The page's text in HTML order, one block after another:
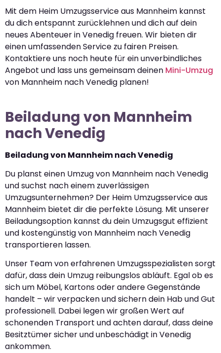
Mit dem Heim Umzugsservice aus Mannheim kannst
du dich entspannt zurücklehnen und dich auf dein
neues Abenteuer in Venedig freuen. Wir bieten dir
einen umfassenden Service zu fairen Preisen.
Kontaktiere uns noch heute für ein unverbindliches
Angebot und lass uns gemeinsam deinen Mini-Umzug
von Mannheim nach Venedig planen!
Beiladung von Mannheim
nach Venedig
Beiladung von Mannheim nach Venedig
Du planst einen Umzug von Mannheim nach Venedig
und suchst nach einem zuverlässigen
Umzugsunternehmen? Der Heim Umzugsservice aus
Mannheim bietet dir die perfekte Lösung. Mit unserer
Beiladungsoption kannst du dein Umzugsgut effizient
und kostengünstig von Mannheim nach Venedig
transportieren lassen.
Unser Team von erfahrenen Umzugsspezialisten sorgt
dafür, dass dein Umzug reibungslos abläuft. Egal ob es
sich um Möbel, Kartons oder andere Gegenstände
handelt – wir verpacken und sichern dein Hab und Gut
professionell. Dabei legen wir großen Wert auf
schonenden Transport und achten darauf, dass deine
Besitztümer sicher und unbeschädigt in Venedig
ankommen.